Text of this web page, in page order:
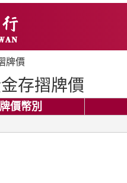
牌價
存摺牌價
牌價幣別